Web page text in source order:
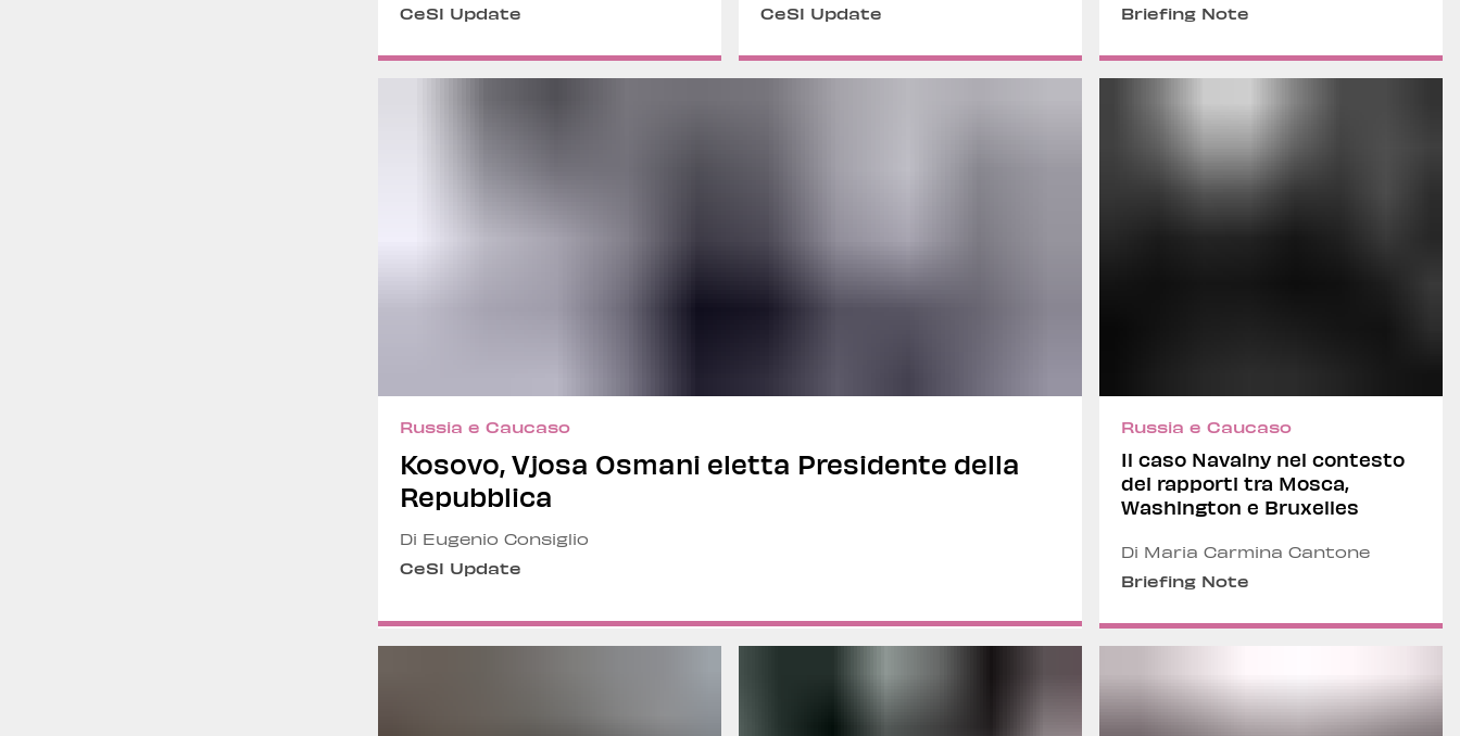
CeSI Update
CeSI Update
Briefing Note
Russia e Caucaso
Kosovo, Vjosa Osmani eletta Presidente della
Repubblica
Di Eugenio Consiglio
CeSI Update
Russia e Caucaso
Il caso Navalny nel contesto
dei rapporti tra Mosca,
Washington e Bruxelles
Di Maria Carmina Cantone
Briefing Note